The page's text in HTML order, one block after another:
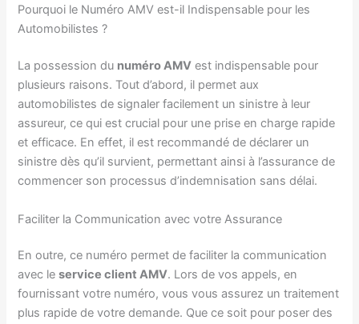
Pourquoi le Numéro AMV est-il Indispensable pour les
Automobilistes ?
La possession du numéro AMV est indispensable pour
plusieurs raisons. Tout d’abord, il permet aux
automobilistes de signaler facilement un sinistre à leur
assureur, ce qui est crucial pour une prise en charge rapide
et efficace. En effet, il est recommandé de déclarer un
sinistre dès qu’il survient, permettant ainsi à l’assurance de
commencer son processus d’indemnisation sans délai.
Faciliter la Communication avec votre Assurance
En outre, ce numéro permet de faciliter la communication
avec leservice client AMV. Lors de vos appels, en
fournissant votre numéro, vous vous assurez un traitement
plus rapide de votre demande. Que ce soit pour poser des